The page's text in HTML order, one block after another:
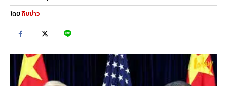
โดยทีมข่าว